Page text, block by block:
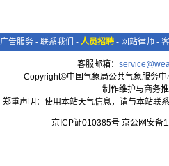
广告服务 - 联系我们 - 人员招聘 - 网站律师 -
客服邮箱：
Copyright©中国气象局公共气象服务
制作维护与商务
郑重声明：使用本站天气信息，请与本站联
京ICP证010385号 京公网安备